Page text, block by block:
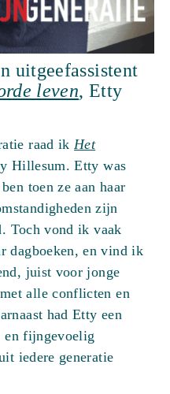
uitgeefassistent
leven, Etty
raad ikHet
Hillesum. Etty was
toen ze aan haar
zijn
Toch vond ik vaak
dagboeken, en vind ik
juist voor jonge
alle conflicten en
had Etty een
fijngevoelig
iedere generatie